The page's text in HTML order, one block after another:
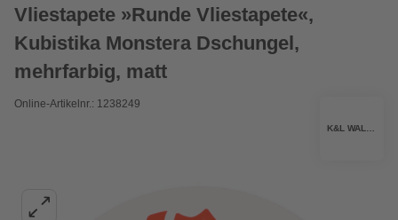
Vliestapete »Runde Vliestapete«,
Kubistika Monstera Dschungel,
mehrfarbig, matt
Online-Artikelnr.: 1238249